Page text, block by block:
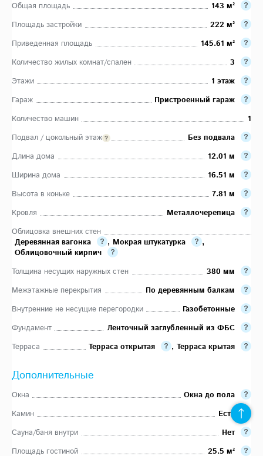
Общая площадь
143 м²
Площадь застройки
222 м²
Приведенная площадь
145.61 м²
Количество жилых комнат/спален
3
Этажи
1 этаж
Гараж
Пристроенный гараж
Количество машин
1
Подвал / цокольный этаж
Без подвала
Длина дома
12.01 м
Ширина дома
16.51 м
Высота в коньке
7.81 м
Кровля
Металлочерепица
Облицовка внешних стен
Деревянная вагонка
, Мокрая штукатурка
,
Облицовочный кирпич
Толщина несущих наружных стен
380 мм
Межэтажные перекрытия
По деревянным балкам
Внутренние не несущие перегородки
Газобетонные
Фундамент
Ленточный заглубленный из ФБС
Терраса
Терраса открытая , Терраса крытая
Дополнительные
Окна
Окна до пола
Камин
Есть
Сауна/баня внутри
Нет
Площадь гостиной
25.5 м²